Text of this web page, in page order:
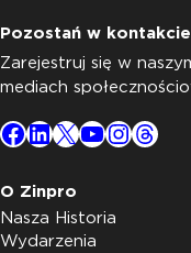
Pozostań w kontakcie
Zarejestruj się w
mediach
Facebook
LinkedIn
X YouTube
O Zinpro
Nasza Historia
Wydarzenia